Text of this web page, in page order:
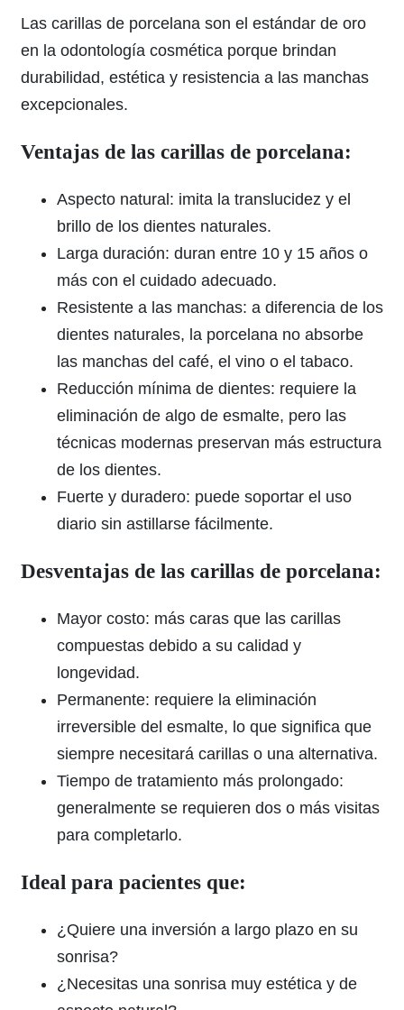
Las carillas de porcelana son el estándar de oro
en la odontología cosmética porque brindan
durabilidad, estética y resistencia a las manchas
excepcionales.
Ventajas de las carillas de porcelana:
Aspecto natural: imita la translucidez y el
brillo de los dientes naturales.
Larga duración: duran entre 10 y 15 años o
más con el cuidado adecuado.
Resistente a las manchas: a diferencia de los
dientes naturales, la porcelana no absorbe
las manchas del café, el vino o el tabaco.
Reducción mínima de dientes: requiere la
eliminación de algo de esmalte, pero las
técnicas modernas preservan más estructura
de los dientes.
Fuerte y duradero: puede soportar el uso
diario sin astillarse fácilmente.
Desventajas de las carillas de porcelana:
Mayor costo: más caras que las carillas
compuestas debido a su calidad y
longevidad.
Permanente: requiere la eliminación
irreversible del esmalte, lo que significa que
siempre necesitará carillas o una alternativa.
Tiempo de tratamiento más prolongado:
generalmente se requieren dos o más visitas
para completarlo.
Ideal para pacientes que:
¿Quiere una inversión a largo plazo en su
sonrisa?
¿Necesitas una sonrisa muy estética y de